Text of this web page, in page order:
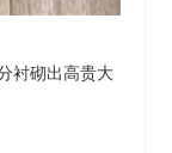
衬砌出高贵大